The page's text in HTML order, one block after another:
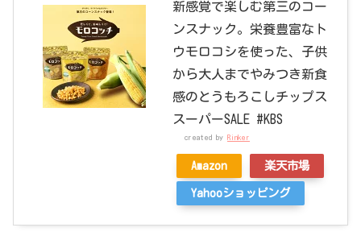
新感覚で楽しむ第三のコー
ンスナック。栄養豊富なト
ウモロコシを使った、子供
から大人までやみつき新食
感のとうもろこしチップス
スーパーSALE #KBS
created by Rinker
Amazon 楽天市場
Yahooショッピング